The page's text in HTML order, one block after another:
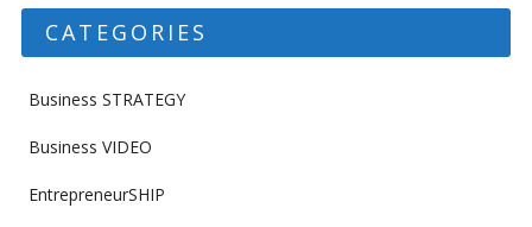
CATEGORIES
Business STRATEGY
Business VIDEO
EntrepreneurSHIP